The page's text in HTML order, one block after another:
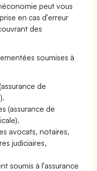
peut vous
en cas d'erreur
des
soumises à
de
(assurance de
avocats, notaires,
judiciaires,
soumis à l'assurance